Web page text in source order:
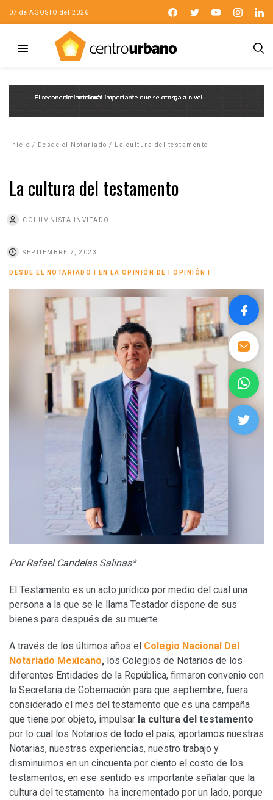
07 de AGOSTO del 2026
Inicio / Desde el Notariado / La cultura del testamento
La cultura del testamento
COLUMNISTA INVITADO
SEPTIEMBRE 7, 2023
DESDE EL NOTARIADO EN LA OPINIÓN DE OPINIÓN
Por Rafael Candelas Salinas*
El Testamento es un acto jurídico por medio del cual una
persona a la que se le llama Testador dispone de sus
bienes para después de su muerte.
A través de los últimos años el Colegio Nacional Del
Notariado Mexicano, los Colegios de Notarios de los
diferentes Entidades de la República, firmaron convenio con
la Secretaria de Gobernación para que septiembre, fuera
considerado el mes del testamento que es una campaña
que tiene por objeto, impulsar la cultura del testamento
por lo cual los Notarios de todo el país, aportamos nuestras
Notarias, nuestras experiencias, nuestro trabajo y
disminuimos en un cincuenta por ciento el costo de los
testamentos, en ese sentido es importante señalar que la
cultura del testamento ha incrementado por un lado, porque